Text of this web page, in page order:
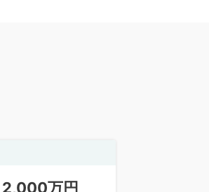
万円